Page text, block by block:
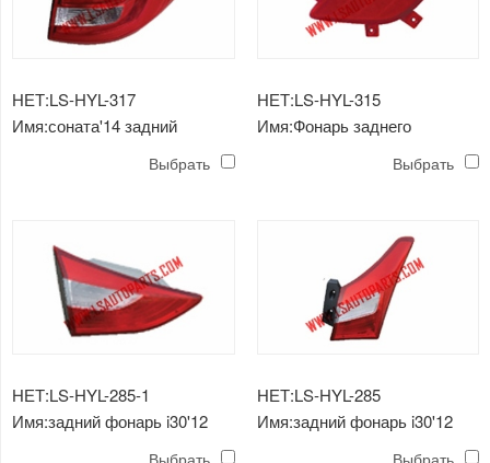
НЕТ:LS-HYL-317
Имя:соната'14 задний
Выбрать
НЕТ:LS-HYL-315
Имя:Фонарь заднего
Выбрать
НЕТ:LS-HYL-285-1
Имя:задний фонарь i30'12
НЕТ:LS-HYL-285
Имя:задний фонарь i30'12